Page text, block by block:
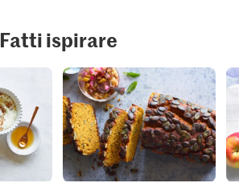
Fatti ispirare